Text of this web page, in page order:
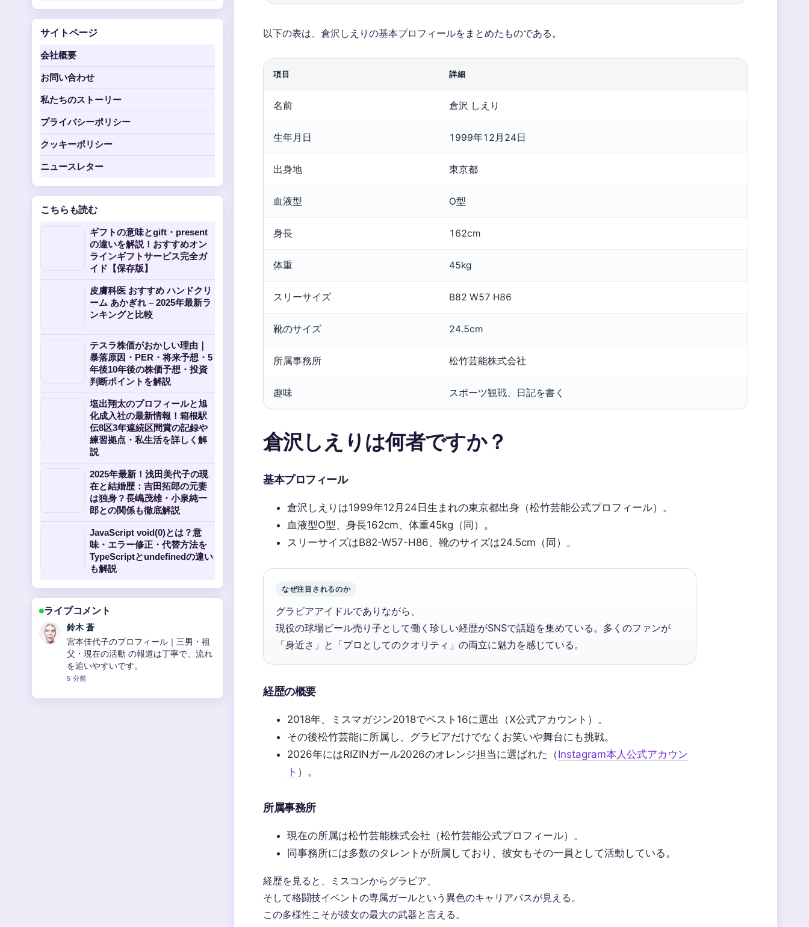
以下の表は、倉沢しえりの基本プロフィールをまとめたものである。
項目 詳細
名前 倉沢 しえり
生年月日 1999年12月24日
出身地 東京都
血液型 O型
身長 162cm
体重 45kg
スリーサイズ B82 W57 H86
靴のサイズ 24.5cm
所属事務所 松竹芸能株式会社
趣味 スポーツ観戦、日記を書く
倉沢しえりは何者ですか？
基本プロフィール
倉沢しえりは1999年12月24日生まれの東京都出身（松竹芸能公式プロフィール）。
血液型O型、身長162cm、体重45kg（同）。
スリーサイズはB82-W57-H86、靴のサイズは24.5cm（同）。
なぜ注目されるのか
グラビアアイドルでありながら、
現役の球場ビール売り子として働く珍しい経歴がSNSで話題を集めている。多くのファンが
「身近さ」と「プロとしてのクオリティ」の両立に魅力を感じている。
経歴の概要
2018年、ミスマガジン2018でベスト16に選出（X公式アカウント）。
その後松竹芸能に所属し、グラビアだけでなくお笑いや舞台にも挑戦。
2026年にはRIZINガール2026のオレンジ担当に選ばれた（Instagram本人公式アカウン
ト ）。
所属事務所
現在の所属は松竹芸能株式会社（松竹芸能公式プロフィール）。
同事務所には多数のタレントが所属しており、彼女もその一員として活動している。
経歴を見ると、ミスコンからグラビア、
そして格闘技イベントの専属ガールという異色のキャリアパスが見える。
この多様性こそが彼女の最大の武器と言える。
サイトページ
会社概要
お問い合わせ
私たちのストーリー
プライバシーポリシー
クッキーポリシー
ニュースレター
こちらも読む
ギフトの意味とgift・present
の違いを解説！おすすめオン
ラインギフトサービス完全ガ
イド【保存版】
皮膚科医 おすすめ ハンドクリ
ーム あかぎれ – 2025年最新ラ
ンキングと比較
テスラ株価がおかしい理由｜
暴落原因・PER・将来予想・5
年後10年後の株価予想・投資
判断ポイントを解説
塩出翔太のプロフィールと旭
化成入社の最新情報！箱根駅
伝8区3年連続区間賞の記録や
練習拠点・私生活を詳しく解
説
2025年最新！浅田美代子の現
在と結婚歴：吉田拓郎の元妻
は独身？長嶋茂雄・小泉純一
郎との関係も徹底解説
JavaScript void(0)とは？意
味・エラー修正・代替方法を
TypeScriptとundefinedの違い
も解説
ライブコメント
渡辺 結衣
【2025年最新】赤西仁と黒木メイサの
結婚から離婚、新恋愛報道まで完全に
網羅！現在の関係も詳しく解説 周辺の
検証がしっかりしていて安心感があり